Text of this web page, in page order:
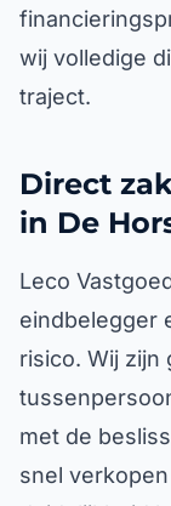
wij volledige
traject.
Direct
in De
Leco
eindbelegger
risico. Wij zijn
met de
snel